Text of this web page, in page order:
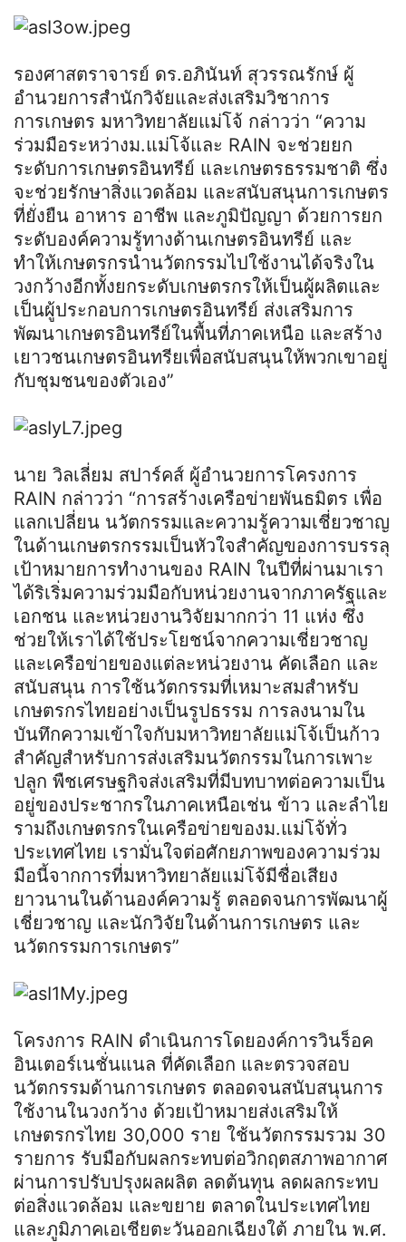
รองศาสตราจารย์ ดร.อภินันท์ สุวรรณรักษ์ ผู้
อำนวยการสำนักวิจัยและส่งเสริมวิชาการ
การเกษตร มหาวิทยาลัยแม่โจ้ กล่าวว่า “ความ
ร่วมมือระหว่างม.แม่โจ้และ RAIN จะช่วยยก
ระดับการเกษตรอินทรีย์ และเกษตรธรรมชาติ ซึ่ง
จะช่วยรักษาสิ่งแวดล้อม และสนับสนุนการเกษตร
ที่ยั่งยืน อาหาร อาชีพ และภูมิปัญญา ด้วยการยก
ระดับองค์ความรู้ทางด้านเกษตรอินทรีย์ และ
ทำให้เกษตรกรนำนวัตกรรมไปใช้งานได้จริงใน
วงกว้างอีกทั้งยกระดับเกษตรกรให้เป็นผู้ผลิตและ
เป็นผู้ประกอบการเกษตรอินทรีย์ ส่งเสริมการ
พัฒนาเกษตรอินทรีย์ในพื้นที่ภาคเหนือ และสร้าง
เยาวชนเกษตรอินทรียเพื่อสนับสนุนให้พวกเขาอยู่
กับชุมชนของตัวเอง”
นาย วิลเลี่ยม สปาร์คส์ ผู้อำนวยการโครงการ
RAIN กล่าวว่า “การสร้างเครือข่ายพันธมิตร เพื่อ
แลกเปลี่ยน นวัตกรรมและความรู้ความเชี่ยวชาญ
ในด้านเกษตรกรรมเป็นหัวใจสำคัญของการบรรลุ
เป้าหมายการทำงานของ RAIN ในปีที่ผ่านมาเรา
ได้ริเริ่มความร่วมมือกับหน่วยงานจากภาครัฐและ
เอกชน และหน่วยงานวิจัยมากกว่า 11 แห่ง ซึ่ง
ช่วยให้เราได้ใช้ประโยชน์จากความเชี่ยวชาญ
และเครือข่ายของแต่ละหน่วยงาน คัดเลือก และ
สนับสนุน การใช้นวัตกรรมที่เหมาะสมสำหรับ
เกษตรกรไทยอย่างเป็นรูปธรรม การลงนามใน
บันทึกความเข้าใจกับมหาวิทยาลัยแม่โจ้เป็นก้าว
สำคัญสำหรับการส่งเสริมนวัตกรรมในการเพาะ
ปลูก พืชเศรษฐกิจส่งเสริมที่มีบทบาทต่อความเป็น
อยู่ของประชากรในภาคเหนือเช่น ข้าว และลำไย
รามถึงเกษตรกรในเครือข่ายของม.แม่โจ้ทั่ว
ประเทศไทย เรามั่นใจต่อศักยภาพของความร่วม
มือนี้จากการที่มหาวิทยาลัยแม่โจ้มีชื่อเสียง
ยาวนานในด้านองค์ความรู้ ตลอดจนการพัฒนาผู้
เชี่ยวชาญ และนักวิจัยในด้านการเกษตร และ
นวัตกรรมการเกษตร”
โครงการ RAIN ดำเนินการโดยองค์การวินร็อค
อินเตอร์เนชั่นแนล ที่คัดเลือก และตรวจสอบ
นวัตกรรมด้านการเกษตร ตลอดจนสนับสนุนการ
ใช้งานในวงกว้าง ด้วยเป้าหมายส่งเสริมให้
เกษตรกรไทย 30,000 ราย ใช้นวัตกรรมรวม 30
รายการ รับมือกับผลกระทบต่อวิกฤตสภาพอากาศ
ผ่านการปรับปรุงผลผลิต ลดต้นทุน ลดผลกระทบ
ต่อสิ่งแวดล้อม และขยาย ตลาดในประเทศไทย
และภูมิภาคเอเชียตะวันออกเฉียงใต้ ภายใน พ.ศ.